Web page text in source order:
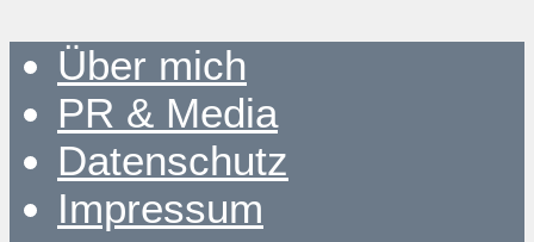
Über mich
PR & Media
Datenschutz
Impressum